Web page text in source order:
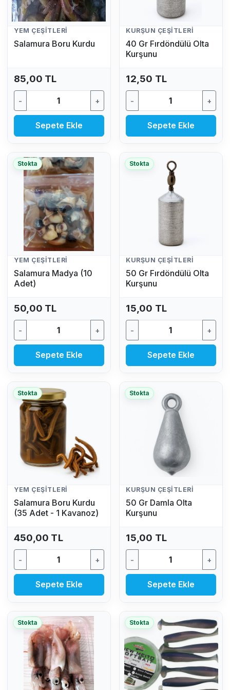
YEM ÇEŞITLERI
Salamura Boru Kurdu
85,00 TL
- +
Sepete Ekle
KURŞUN ÇEŞITLERI
40 Gr Fırdöndülü Olta
Kurşunu
12,50 TL
- +
Sepete Ekle
Stokta
YEM ÇEŞITLERI
Salamura Madya (10
Adet)
50,00 TL
- +
Sepete Ekle
Stokta
KURŞUN ÇEŞITLERI
50 Gr Fırdöndülü Olta
Kurşunu
15,00 TL
- +
Sepete Ekle
Stokta
YEM ÇEŞITLERI
Salamura Boru Kurdu
(35 Adet - 1 Kavanoz)
450,00 TL
- +
Sepete Ekle
Stokta
KURŞUN ÇEŞITLERI
50 Gr Damla Olta
Kurşunu
15,00 TL
- +
Sepete Ekle
Stokta Stokta